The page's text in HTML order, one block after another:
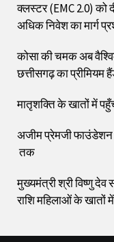
क्लस्टर (EMC 2.0) को
अधिक निवेश का मार्ग
कोसा की चमक अब
छत्तीसगढ़ का प्रीमियम
मातृशक्ति के खातों में
अजीम प्रेमजी
तक
मुख्यमंत्री श्री विष्णु देव
राशि महिलाओं के खातों